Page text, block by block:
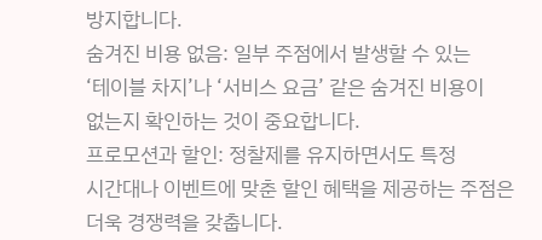
방지합니다.
숨겨진 비용 없음: 일부 주점에서 발생할 수 있는
‘테이블 차지’나 ‘서비스 요금’ 같은 숨겨진 비용이
없는지 확인하는 것이 중요합니다.
프로모션과 할인: 정찰제를 유지하면서도 특정
시간대나 이벤트에 맞춘 할인 혜택을 제공하는 주점은
더욱 경쟁력을 갖춥니다.